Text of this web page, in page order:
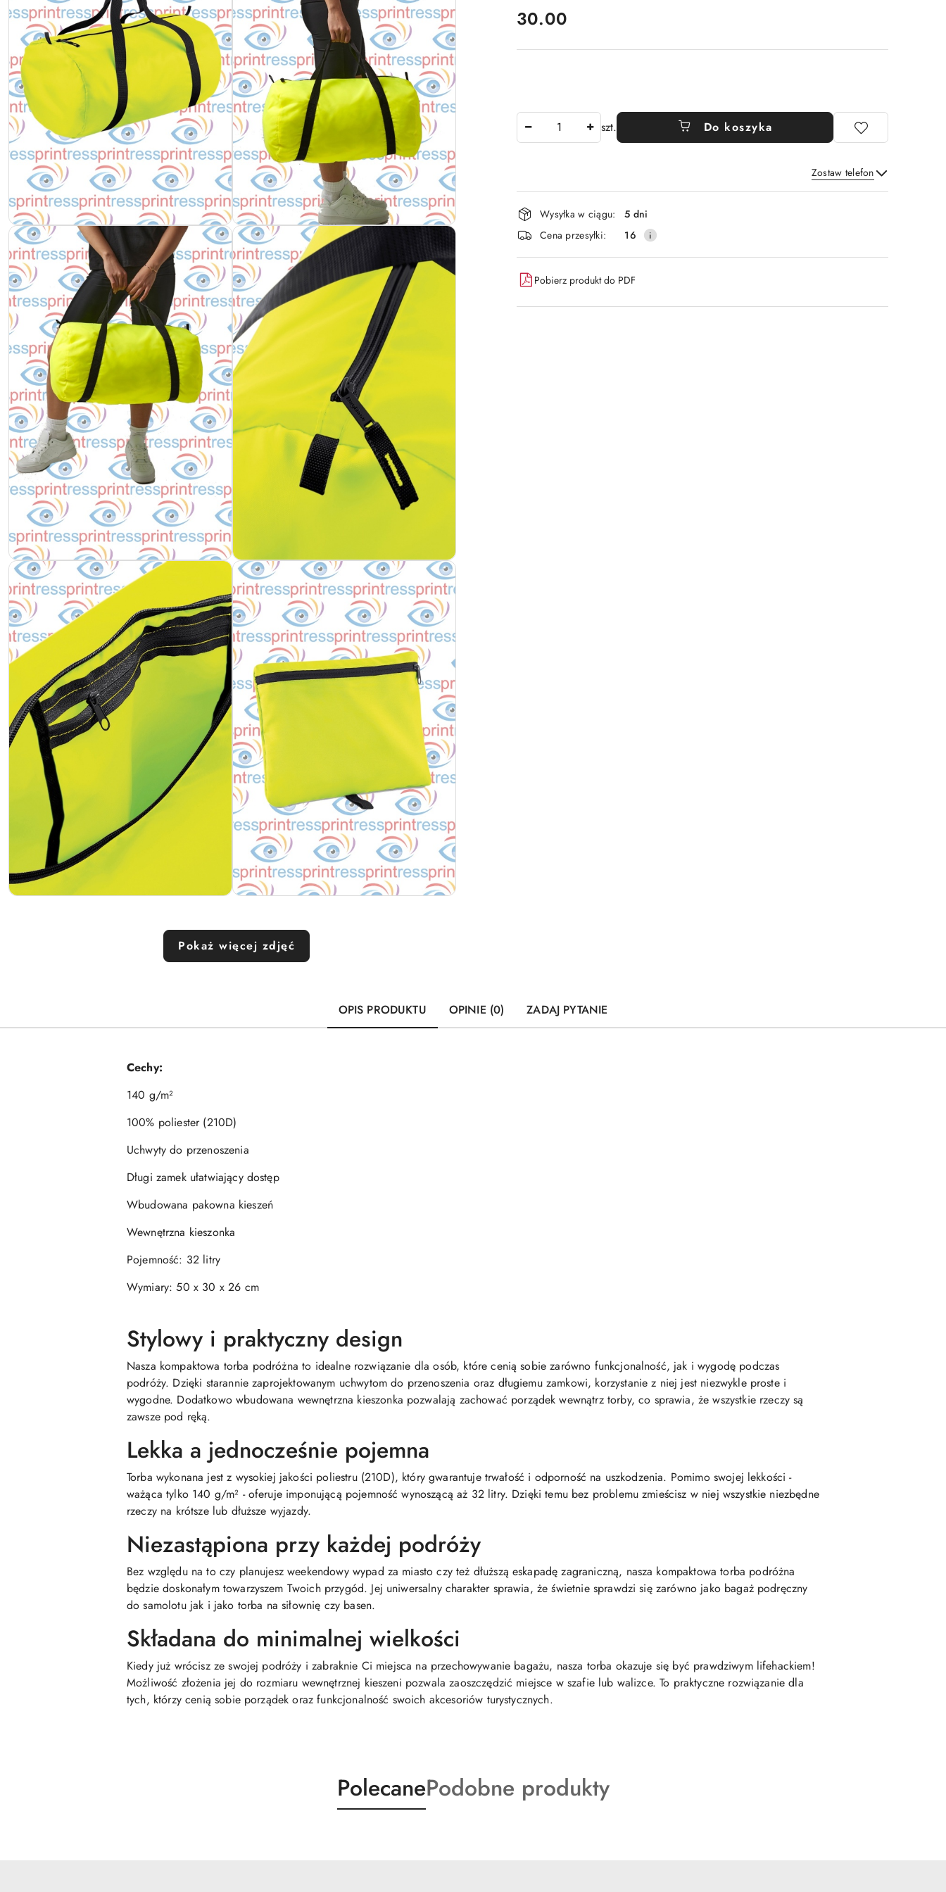
Pokaż więcej zdjęć
cena:
30.00
szt. Do koszyka
Zostaw telefon
Wyślij
Dostępność
i
dostawa
Wysyłka w ciągu:
5 dni
Cena przesyłki:
16
Pobierz produkt do PDF
OPIS PRODUKTU OPINIE (0) ZADAJ PYTANIE
Cechy:
140 g/m²
100% poliester (210D)
Uchwyty do przenoszenia
Długi zamek ułatwiający dostęp
Wbudowana pakowna kieszeń
Wewnętrzna kieszonka
Pojemność: 32 litry
Wymiary: 50 x 30 x 26 cm
Stylowy i praktyczny design
Nasza kompaktowa torba podróżna to idealne rozwiązanie dla osób, które cenią sobie zarówno funkcjonalność, jak i wygodę podczas
podróży. Dzięki starannie zaprojektowanym uchwytom do przenoszenia oraz długiemu zamkowi, korzystanie z niej jest niezwykle proste i
wygodne. Dodatkowo wbudowana wewnętrzna kieszonka pozwalają zachować porządek wewnątrz torby, co sprawia, że wszystkie rzeczy są
zawsze pod ręką.
Lekka a jednocześnie pojemna
Torba wykonana jest z wysokiej jakości poliestru (210D), który gwarantuje trwałość i odporność na uszkodzenia. Pomimo swojej lekkości -
ważąca tylko 140 g/m² - oferuje imponującą pojemność wynoszącą aż 32 litry. Dzięki temu bez problemu zmieścisz w niej wszystkie niezbędne
rzeczy na krótsze lub dłuższe wyjazdy.
Niezastąpiona przy każdej podróży
Bez względu na to czy planujesz weekendowy wypad za miasto czy też dłuższą eskapadę zagraniczną, nasza kompaktowa torba podróżna
będzie doskonałym towarzyszem Twoich przygód. Jej uniwersalny charakter sprawia, że świetnie sprawdzi się zarówno jako bagaż podręczny
do samolotu jak i jako torba na siłownię czy basen.
Składana do minimalnej wielkości
Kiedy już wrócisz ze swojej podróży i zabraknie Ci miejsca na przechowywanie bagażu, nasza torba okazuje się być prawdziwym lifehackiem!
Możliwość złożenia jej do rozmiaru wewnętrznej kieszeni pozwala zaoszczędzić miejsce w szafie lub walizce. To praktyczne rozwiązanie dla
tych, którzy cenią sobie porządek oraz funkcjonalność swoich akcesoriów turystycznych.
Produkty
o
PolecaneProdukty
o
Podobne produkty